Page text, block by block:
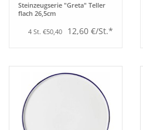
Steinzeugserie "Greta" Teller
flach 26,5cm
4 St. €50,40 12,60 €/St.*